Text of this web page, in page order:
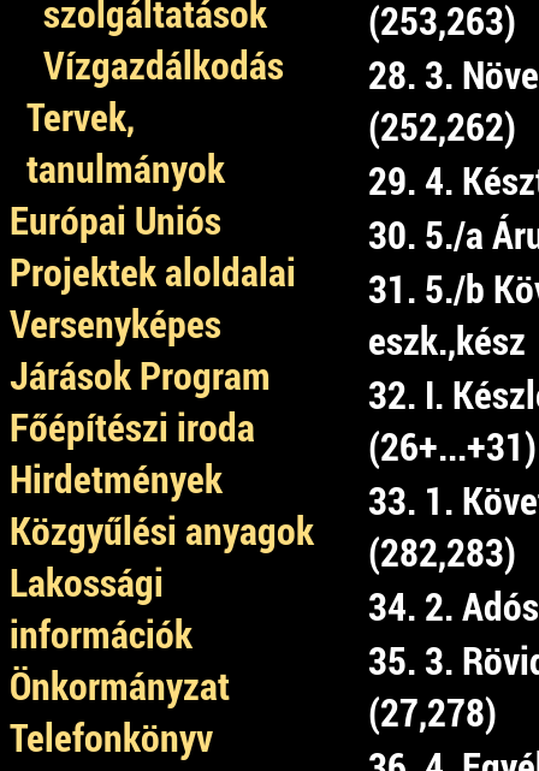
szolgáltatások
Vízgazdálkodás
Tervek,
tanulmányok
Európai Uniós
Projektek aloldalai
Versenyképes
Járások Program
Főépítészi iroda
Hirdetmények
Közgyűlési anyagok
Lakossági
információk
Önkormányzat
Telefonkönyv
(253,263)
28. 3.
(252,262)
29. 4.
30. 5./a
31. 5./b
eszk.,kész
32. I.
(26+...+31)
33. 1.
(282,283)
34. 2.
35. 3.
(27,278)